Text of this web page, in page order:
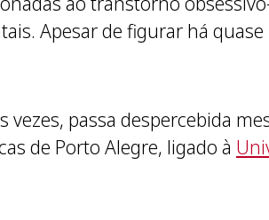
Apesar de figurar há quase
passa despercebida
de Porto Alegre, ligado à